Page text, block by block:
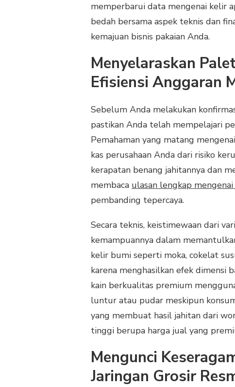
memperbarui data mengenai kelir
bedah bersama aspek teknis dan
kemajuan bisnis pakaian Anda.
Menyelaraskan
Efisiensi Anggaran
Sebelum Anda melakukan
pastikan Anda telah mempelajari
Pemahaman yang matang
kas perusahaan Anda dari risiko
kerapatan benang jahitannya dan
membaca ulasan lengkap
pembanding tepercaya.
Secara teknis, keistimewaan dari
kemampuannya dalam
kelir bumi seperti moka, cokelat
karena menghasilkan efek dimensi
kain berkualitas premium
luntur atau pudar meskipun
yang membuat hasil jahitan dari
tinggi berupa harga jual yang
Mengunci
Jaringan Grosir